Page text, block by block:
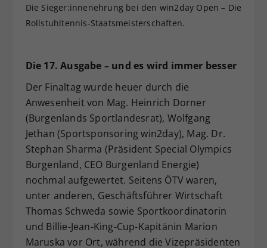
Die Sieger:innenehrung bei den win2day Open – Die
Rollstuhltennis-Staatsmeisterschaften.
Die 17. Ausgabe – und es wird immer besser
Der Finaltag wurde heuer durch die
Anwesenheit von Mag. Heinrich Dorner
(Burgenlands Sportlandesrat), Wolfgang
Jethan (Sportsponsoring win2day), Mag. Dr.
Stephan Sharma (Präsident Special Olympics
Burgenland, CEO Burgenland Energie)
nochmal aufgewertet. Seitens ÖTV waren,
unter anderen, Geschäftsführer Wirtschaft
Thomas Schweda sowie Sportkoordinatorin
und Billie-Jean-King-Cup-Kapitänin Marion
Maruska vor Ort, während die Vizepräsidenten